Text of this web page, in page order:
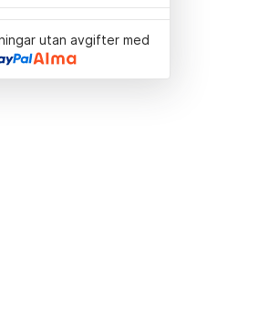
utan avgifter med